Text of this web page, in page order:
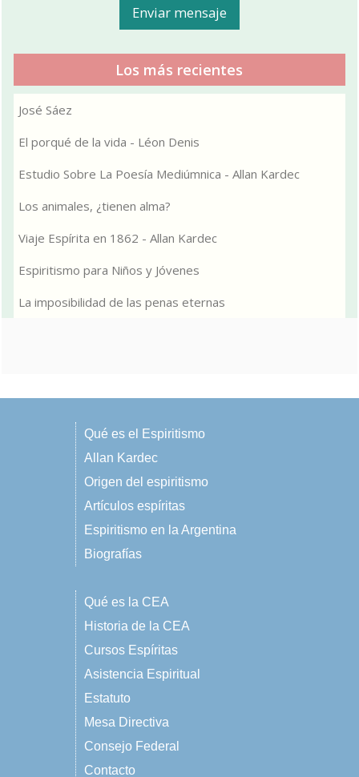
Los más recientes
José Sáez
El porqué de la vida - Léon Denis
Estudio Sobre La Poesía Mediúmnica - Allan Kardec
Los animales, ¿tienen alma?
Viaje Espírita en 1862 - Allan Kardec
Espiritismo para Niños y Jóvenes
La imposibilidad de las penas eternas
Qué es el Espiritismo
Allan Kardec
Origen del espiritismo
Artículos espíritas
Espiritismo en la Argentina
Biografías
Qué es la CEA
Historia de la CEA
Cursos Espíritas
Asistencia Espiritual
Estatuto
Mesa Directiva
Consejo Federal
Contacto